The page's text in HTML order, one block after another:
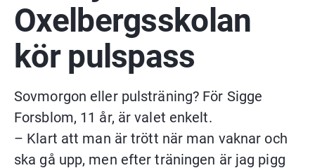
Oxelbergsskolan
kör pulspass
Sovmorgon eller pulsträning? För Sigge
Forsblom, 11 år, är valet enkelt.
– Klart att man är trött när man vaknar och
ska gå upp, men efter träningen är jag pigg